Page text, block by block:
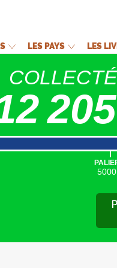
LES PAYS LES
|